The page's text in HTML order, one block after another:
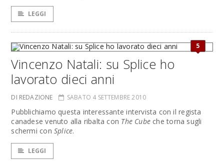
LEGGI
5
Vincenzo Natali: su Splice ho
lavorato dieci anni
DI REDAZIONE SABATO 4 SETTEMBRE 2010
Pubblichiamo questa interessante intervista con il regista
canadese venuto alla ribalta con The Cube che torna sugli
schermi con Splice.
LEGGI